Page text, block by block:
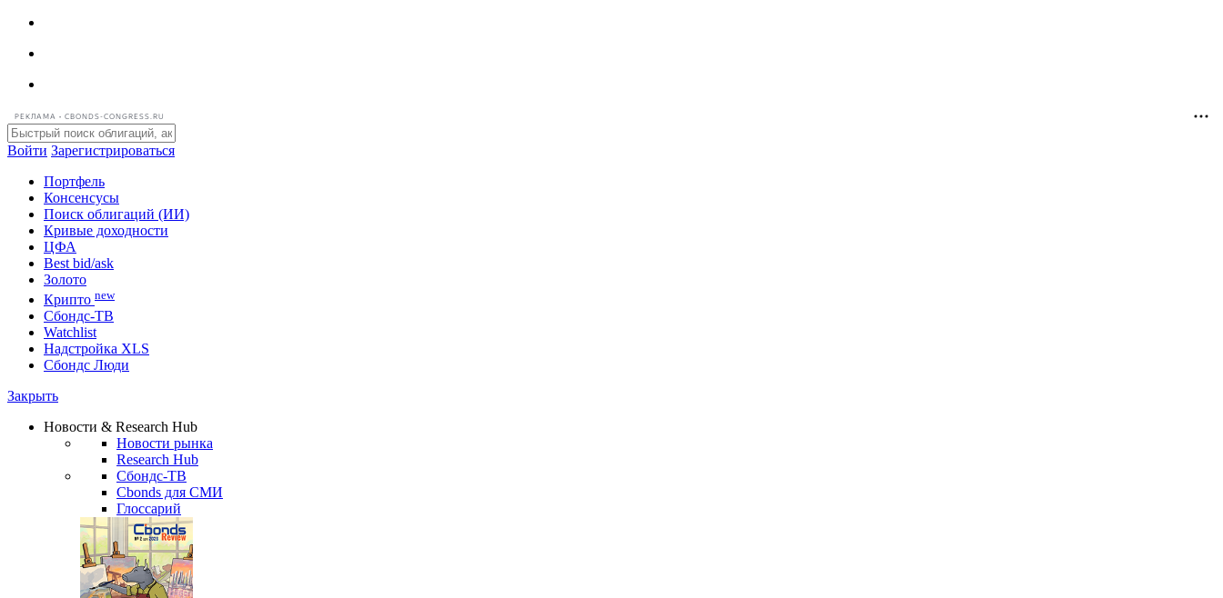
РЕКЛАМА • CBONDS-CONGRESS.RU
Войти Зарегистрироваться
Портфель
Консенсусы
Поиск облигаций (ИИ)
Кривые доходности
ЦФА
Best bid/ask
Золото
Криптоnew
Сбондс-ТВ
Надстройка XLS
Сбондс Люди
Новости & Research Hub
Новости рынка
Research Hub
Сбондс-ТВ
Cbonds для СМИ
Глоссарий